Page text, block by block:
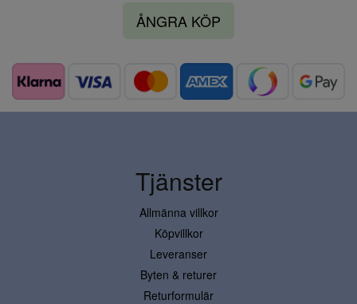
ÅNGRA KÖP
Tjänster
Allmänna villkor
Köpvillkor
Leveranser
Byten & returer
Returformulär